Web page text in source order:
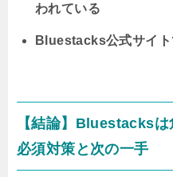
われている
Bluestacks公式サイ
【結論】Bluestacks
必須対策と次の一手